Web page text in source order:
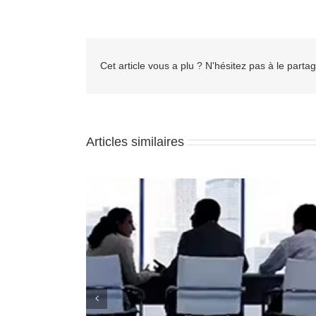
Cet article vous a plu ? N'hésitez pas à le
Articles similaires